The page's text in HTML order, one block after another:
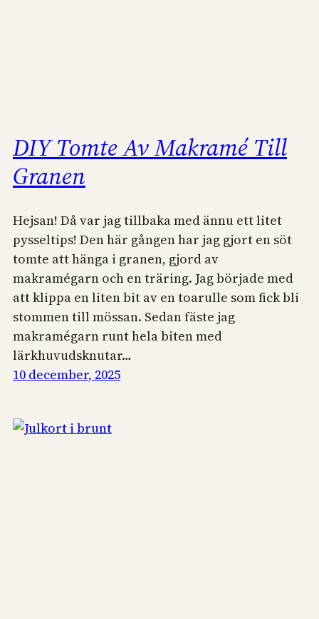
DIY Tomte Av Makramé Till
Granen
Hejsan! Då var jag tillbaka med ännu ett litet
pysseltips! Den här gången har jag gjort en söt
tomte att hänga i granen, gjord av
makramégarn och en träring. Jag började med
att klippa en liten bit av en toarulle som fick bli
stommen till mössan. Sedan fäste jag
makramégarn runt hela biten med
lärkhuvudsknutar…
10 december, 2025